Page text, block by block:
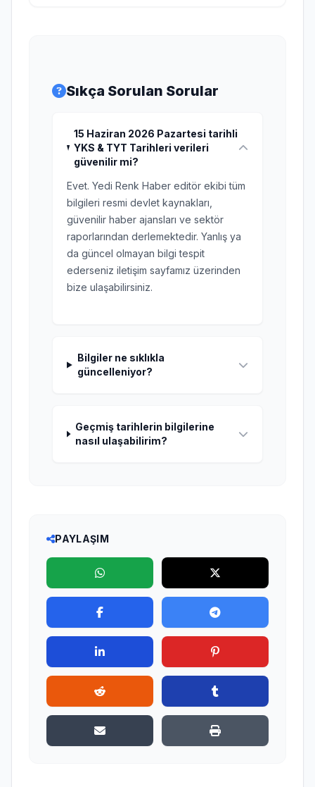
Sıkça Sorulan Sorular
15 Haziran 2026 Pazartesi tarihli
YKS & TYT Tarihleri verileri
güvenilir mi?
Evet. Yedi Renk Haber editör ekibi tüm
bilgileri resmi devlet kaynakları,
güvenilir haber ajansları ve sektör
raporlarından derlemektedir. Yanlış ya
da güncel olmayan bilgi tespit
ederseniz iletişim sayfamız üzerinden
bize ulaşabilirsiniz.
Bilgiler ne sıklıkla
güncelleniyor?
Geçmiş tarihlerin bilgilerine
nasıl ulaşabilirim?
PAYLAŞIM